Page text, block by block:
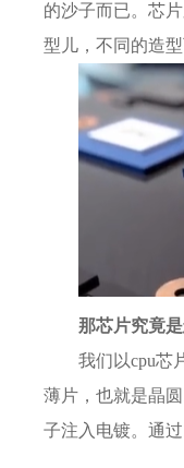
的沙子而已。芯
型儿，不同的造
那芯片究竟
我们以cpu芯
薄片，也就是晶
子注入电镀。通